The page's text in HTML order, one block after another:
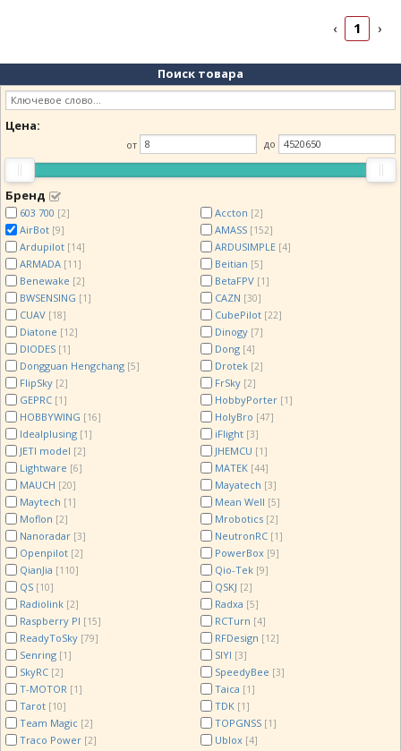
‹ 1 ›
Поиск товара
Цена:
от до
Бренд
603 700 [2] Accton [2]
AirBot [9] AMASS [152]
Ardupilot [14] ARDUSIMPLE [4]
ARMADA [11] Beitian [5]
Benewake [2] BetaFPV [1]
BWSENSING [1] CAZN [30]
CUAV [18] CubePilot [22]
Diatone [12] Dinogy [7]
DIODES [1] Dong [4]
Dongguan Hengchang [5] Drotek [2]
FlipSky [2] FrSky [2]
GEPRC [1] HobbyPorter [1]
HOBBYWING [16] HolyBro [47]
Idealplusing [1] iFlight [3]
JETI model [2] JHEMCU [1]
Lightware [6] MATEK [44]
MAUCH [20] Mayatech [3]
Maytech [1] Mean Well [5]
Moflon [2] Mrobotics [2]
Nanoradar [3] NeutronRC [1]
Openpilot [2] PowerBox [9]
QianJia [110] Qio-Tek [9]
QS [10] QSKJ [2]
Radiolink [2] Radxa [5]
Raspberry PI [15] RCTurn [4]
ReadyToSky [79] RFDesign [12]
Senring [1] SIYI [3]
SkyRC [2] SpeedyBee [3]
T-MOTOR [1] Taica [1]
Tarot [10] TDK [1]
Team Magic [2] TOPGNSS [1]
Traco Power [2] Ublox [4]